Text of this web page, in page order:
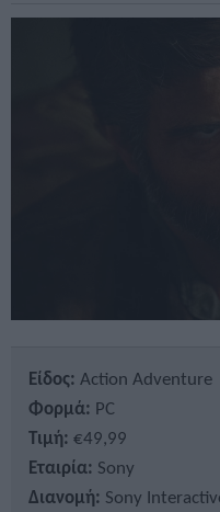
Είδος: Action Adventure
Φορμά: PC
Τιμή: €49,99
Εταιρία: Sony
Διανομή: Sony